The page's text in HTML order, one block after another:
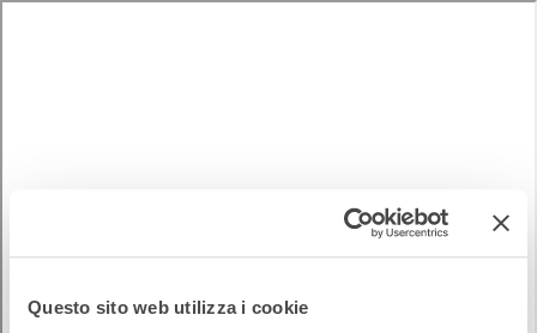
Questo sito web utilizza i cookie